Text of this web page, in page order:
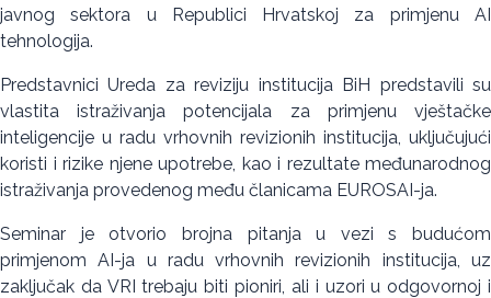
javnog sektora u Republici Hrvatskoj za primjenu AI
tehnologija.
Predstavnici Ureda za reviziju institucija BiH predstavili su
vlastita istraživanja potencijala za primjenu vještačke
inteligencije u radu vrhovnih revizionih institucija, uključujući
koristi i rizike njene upotrebe, kao i rezultate međunarodnog
istraživanja provedenog među članicama EUROSAI-ja.
Seminar je otvorio brojna pitanja u vezi s budućom
primjenom AI-ja u radu vrhovnih revizionih institucija, uz
zaključak da VRI trebaju biti pioniri, ali i uzori u odgovornoj i